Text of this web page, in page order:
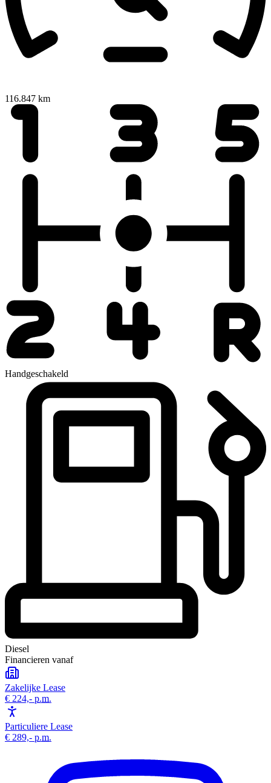
116.847 km
Handgeschakeld
Diesel
Financieren vanaf
Zakelijke Lease
€ 224,- p.m.
Particuliere Lease
€ 289,- p.m.